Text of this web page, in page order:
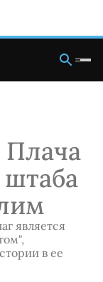
штаба
является
в ее